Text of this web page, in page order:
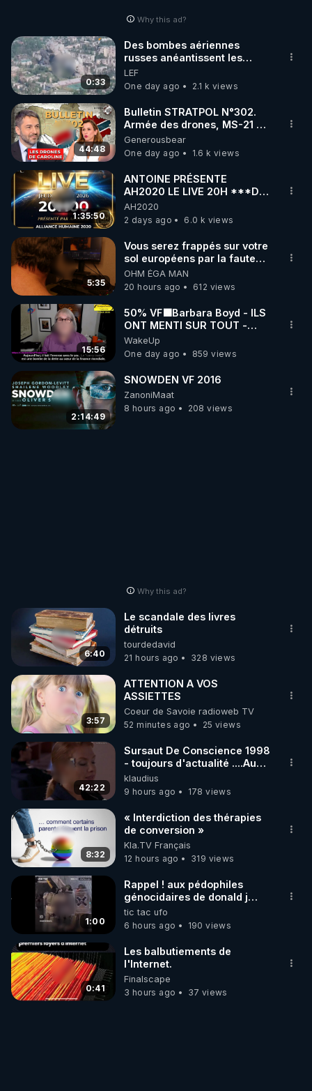
Why this ad?
0:33
Des bombes aériennes
russes anéantissent les
centres de contrôle de
drones de 3 brigades
ukrainienne
LEF
One day ago
2.1 k views
44:48
Bulletin STRATPOL N°302.
Armée des drones, MS-21 en
série, missiles coréens.
07.08.2026.
Generousbear
One day ago
1.6 k views
1:35:50
ANTOINE PRÉSENTE
AH2020 LE LIVE 20H ***DU
06/08/2026***
AH2020
2 days ago
6.0 k views
5:35
Vous serez frappés sur votre
sol européens par la faute
des dirigeants qui s'en
mettent dans le nez
OHM ÉGA MAN
20 hours ago
612 views
15:56
50% VF🟩Barbara Boyd - ILS
ONT MENTI SUR TOUT -
Jocelyne Traduction
WakeUp
One day ago
859 views
2:14:49
SNOWDEN VF 2016
ZanoniMaat
8 hours ago
208 views
Why this ad?
6:40
Le scandale des livres
détruits
tourdedavid
21 hours ago
328 views
3:57
ATTENTION A VOS
ASSIETTES
Coeur de Savoie radioweb TV
52 minutes ago
25 views
42:22
Sursaut De Conscience 1998
- toujours d'actualité ....Au
Dela Du Réel
klaudius
9 hours ago
178 views
8:32
« Interdiction des thérapies
de conversion »
Kla.TV Français
12 hours ago
319 views
1:00
Rappel ! aux pédophiles
génocidaires de donald j
trump et ses supporters
trumpistes 424et 666.
tic tac ufo
6 hours ago
190 views
0:41
Les balbutiements de
l'Internet.
Finalscape
3 hours ago
37 views